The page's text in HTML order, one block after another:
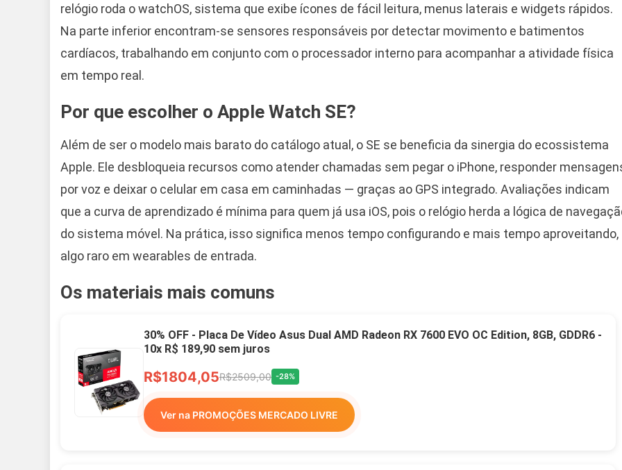
relógio roda o watchOS, sistema que exibe ícones de fácil leitura, menus laterais e widgets rápidos.
Na parte inferior encontram-se sensores responsáveis por detectar movimento e batimentos
cardíacos, trabalhando em conjunto com o processador interno para acompanhar a atividade física
em tempo real.
Por que escolher o Apple Watch SE?
Além de ser o modelo mais barato do catálogo atual, o SE se beneficia da sinergia do ecossistema
Apple. Ele desbloqueia recursos como atender chamadas sem pegar o iPhone, responder
por voz e deixar o celular em casa em caminhadas — graças ao GPS integrado. Avaliações indicam
que a curva de aprendizado é mínima para quem já usa iOS, pois o relógio herda a lógica de
do sistema móvel. Na prática, isso significa menos tempo configurando e mais tempo aproveitando,
algo raro em wearables de entrada.
Os materiais mais comuns
30% OFF - Placa De Vídeo Asus Dual AMD Radeon RX 7600 EVO OC Edition, 8GB, GDDR6 -
10x R$ 189,90 sem juros
R$1804,05R$2509,00 -28%
Ver na PROMOÇÕES MERCADO LIVRE